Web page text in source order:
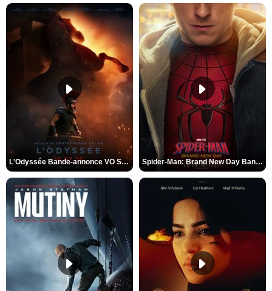
L'Odyssée Bande-annonce VO STFR Spider-Man: Brand New Day Bande-annonce VO STFR